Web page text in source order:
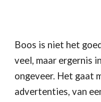
Boos is niet het
veel, maar ergernis
ongeveer. Het gaat
advertenties, van